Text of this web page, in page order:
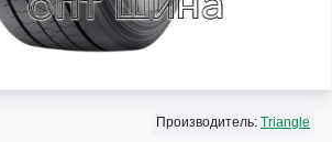
Производитель: Triangle